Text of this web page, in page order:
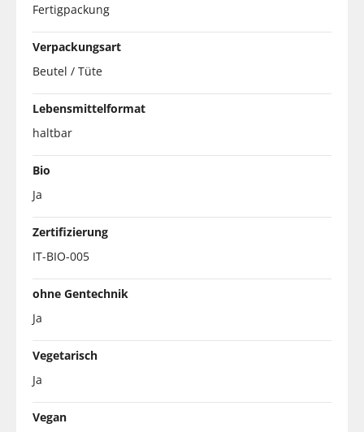
Fertigpackung
Verpackungsart
Beutel / Tüte
Lebensmittelformat
haltbar
Bio
Ja
Zertifizierung
IT-BIO-005
ohne Gentechnik
Ja
Vegetarisch
Ja
Vegan